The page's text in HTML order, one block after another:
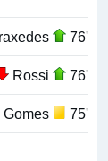
76'
Rossi 76'
Gomes 75'